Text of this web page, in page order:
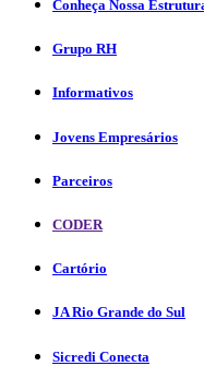
Conheça Nossa
Grupo RH
Informativos
Jovens Empresários
Parceiros
CODER
Cartório
JA Rio Grande do Sul
Sicredi Conecta